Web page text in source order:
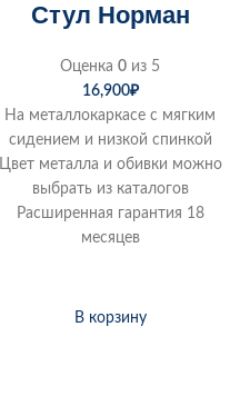
Стул Норман
Оценка 0 из 5
16,900₽
На металлокаркасе с мягким
сидением и низкой спинкой
Цвет металла и обивки можно
выбрать из каталогов
Расширенная гарантия 18
месяцев
В корзину